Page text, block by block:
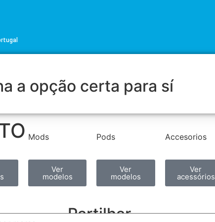
a opção certa para sí
Mods
Ver
modelos
Pods
Ver
modelos
Accesorios
Ver
acessórios
Partilhar